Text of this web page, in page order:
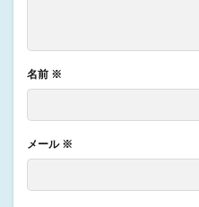
名前 ※
メール ※